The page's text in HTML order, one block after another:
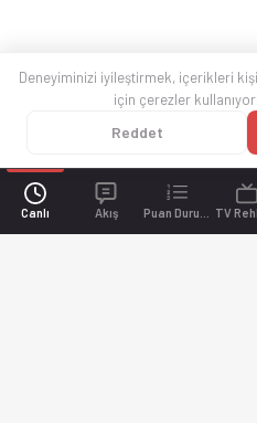
Canlı Akış TV
Deneyiminizi iyileştirmek, içerikleri
için çerezler
Reddet